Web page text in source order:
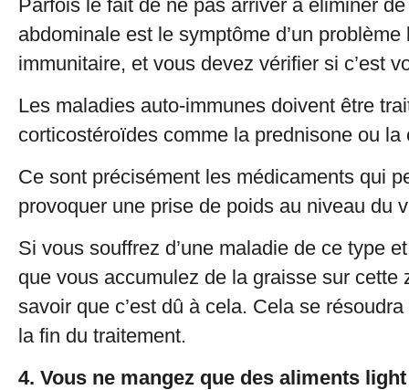
Parfois le fait de ne pas arriver à éliminer
abdominale est le symptôme d’un
immunitaire, et vous devez vérifier si c’est
Les maladies auto-immunes doivent être
corticostéroïdes comme la prednisone ou la
Ce sont précisément les médicaments qui
provoquer une prise de poids au niveau du
Si vous souffrez d’une maladie de ce type
que vous accumulez de la graisse sur cette
savoir que c’est dû à cela. Cela se
la fin du traitement.
4. Vous ne mangez que des aliments light